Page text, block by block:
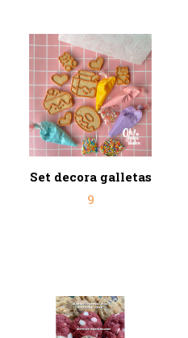
Set decora galletas
9